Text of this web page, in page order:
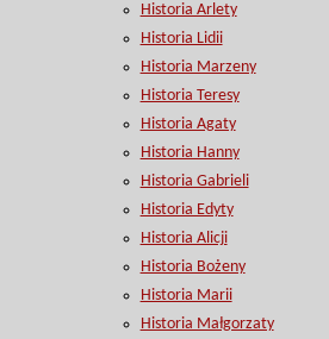
Historia Arlety
Historia Lidii
Historia Marzeny
Historia Teresy
Historia Agaty
Historia Hanny
Historia Gabrieli
Historia Edyty
Historia Alicji
Historia Bożeny
Historia Marii
Historia Małgorzaty